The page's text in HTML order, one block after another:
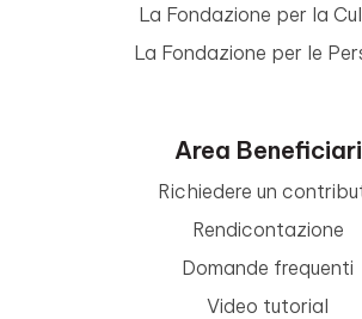
La Fondazione per la
La Fondazione per le
Area Beneficiari
Richiedere un
Rendicontazione
Domande frequenti
Video tutorial